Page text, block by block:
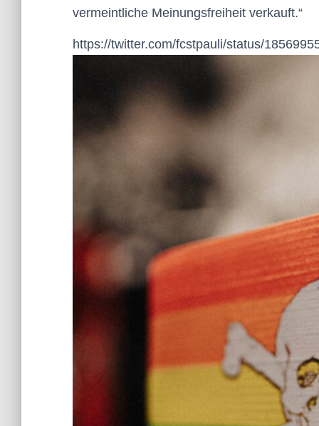
vermeintliche Meinungsfreiheit verkauft.“
https://twitter.com/fcstpauli/status/